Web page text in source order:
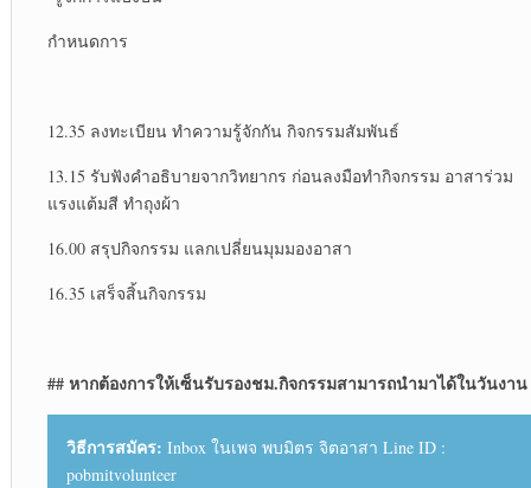
กำหนดการ
12.35 ลงทะเบียน ทำความรู้จักกัน กิจกรรมสัมพันธ์
13.15 รับฟังคำอธิบายจากวิทยากร ก่อนลงมือทำกิจกรรม อาสาร่วม
แรงแต้มสี ทำถุงผ้า
16.00 สรุปกิจกรรม แลกเปลี่ยนมุมมองอาสา
16.35 เสร็จสิ้นกิจกรรม
##หากต้องการให้เซ็นรับรองชม.กิจกรรมสามารถนำมาได้ในวันงาน
วิธีการสมัคร: Inbox ในเพจ พบมิตร จิตอาสา Line ID :
pobmitvolunteer